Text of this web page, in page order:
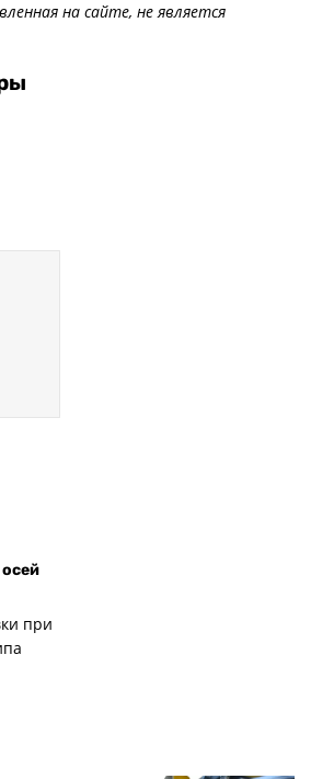
на сайте, не является
при